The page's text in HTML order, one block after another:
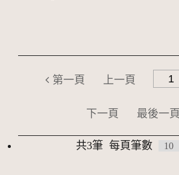
第一頁 上一頁
下一頁 最後一頁
共3筆 每頁筆數